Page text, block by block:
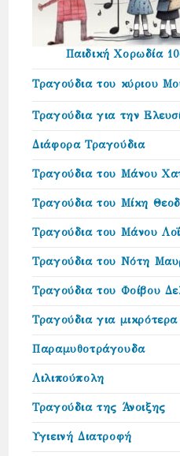
Παιδική Χορωδία
Τραγούδια του κύριου
Τραγούδια για την
Διάφορα Τραγούδια
Τραγούδια του Μάνου
Τραγούδια του Μίκη
Τραγούδια του Μάνου
Τραγούδια του Νότη
Τραγούδια του Φοίβου
Τραγούδια για μικρότερα
Παραμυθοτράγουδα
Λιλιπούπολη
Τραγούδια της Άνοιξης
Υγιεινή Διατροφή